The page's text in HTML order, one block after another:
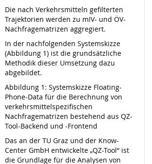
Die nach Verkehrsmitteln gefilterten
Trajektorien werden zu mIV- und ÖV-
Nachfragematrizen aggregiert.
In der nachfolgenden Systemskizze
(Abbildung 1) ist die grundsätzliche
Methodik dieser Umsetzung dazu
abgebildet.
Abbildung 1: Systemskizze Floating-
Phone-Data für die Berechnung von
verkehrsmittelspezifischen
Nachfragematrizen bestehend aus QZ-
Tool-Backend und -Frontend
Das an der TU Graz und der Know-
Center GmbH entwickelte „QZ-Tool“ ist
die Grundlage für die Analysen von